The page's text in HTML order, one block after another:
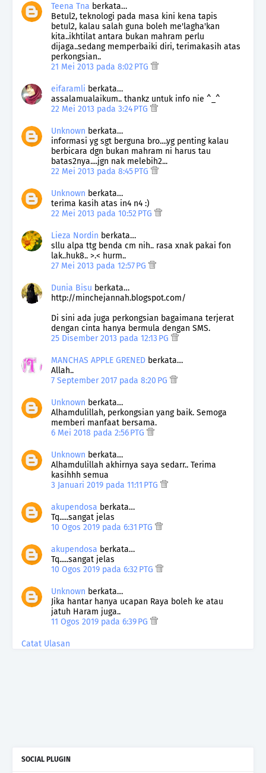
Teena Tna berkata…
Betul2, teknologi pada masa kini kena tapis
betul2, kalau salah guna boleh me'lagha'kan
kita..ikhtilat antara bukan mahram perlu
dijaga..sedang memperbaiki diri, terimakasih atas
perkongsian..
21 Mei 2013 pada 8:02 PTG
eifaramli berkata…
assalamualaikum.. thankz untuk info nie ^_^
22 Mei 2013 pada 3:24 PTG
Unknown berkata…
informasi yg sgt berguna bro....yg penting kalau
berbicara dgn bukan mahram ni harus tau
batas2nya....jgn nak melebih2...
22 Mei 2013 pada 8:45 PTG
Unknown berkata…
terima kasih atas in4 n4 :)
22 Mei 2013 pada 10:52 PTG
Lieza Nordin berkata…
sllu alpa ttg benda cm nih.. rasa xnak pakai fon
lak..huk8.. >.< hurm..
27 Mei 2013 pada 12:57 PG
Dunia Bisu berkata…
http://minchejannah.blogspot.com/
Di sini ada juga perkongsian bagaimana terjerat
dengan cinta hanya bermula dengan SMS.
25 Disember 2013 pada 12:13 PG
MANCHAS APPLE GRENED berkata…
Allah..
7 September 2017 pada 8:20 PG
Unknown berkata…
Alhamdulillah, perkongsian yang baik. Semoga
memberi manfaat bersama.
6 Mei 2018 pada 2:56 PTG
Unknown berkata…
Alhamdulillah akhirnya saya sedarr.. Terima
kasihhh semua
3 Januari 2019 pada 11:11 PTG
akupendosa berkata…
Tq.....sangat jelas
10 Ogos 2019 pada 6:31 PTG
akupendosa berkata…
Tq.....sangat jelas
10 Ogos 2019 pada 6:32 PTG
Unknown berkata…
Jika hantar hanya ucapan Raya boleh ke atau
jatuh Haram juga..
11 Ogos 2019 pada 6:39 PG
Catat Ulasan
SOCIAL PLUGIN